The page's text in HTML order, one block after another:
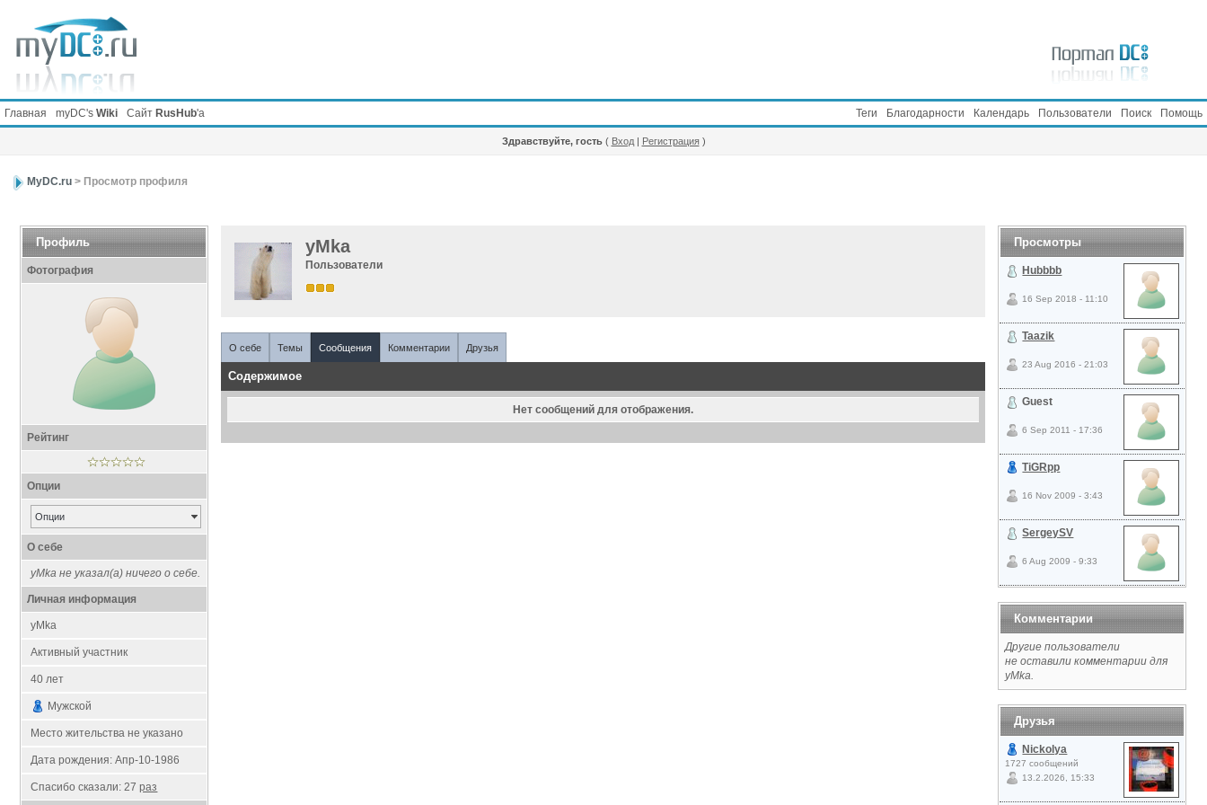
Главная myDC's Wiki Сайт RusHub'а Помощь
Поиск
Пользователи
Календарь
Благодарности
Теги
Здравствуйте, гость( Вход| Регистрация)
MyDC.ru > Просмотр профиля
Профиль
Фотография
Рейтинг
Опции
Опции
О себе
yMka не указал(а) ничего о себе.
Личная информация
yMka
Активный участник
40 лет
Мужской
Место жительства не указано
Дата рождения:Апр-10-1986
Спасибо сказали:27 раз
yMka
Пользователи
О себе Темы Сообщения Комментарии Друзья
Содержимое
Нет сообщений для отображения.
Просмотры
Hubbbb
16 Sep 2018 - 11:10
Taazik
23 Aug 2016 - 21:03
Guest
6 Sep 2011 - 17:36
TiGRpp
16 Nov 2009 - 3:43
SergeySV
6 Aug 2009 - 9:33
Комментарии
Другие пользователи
не оставили комментарии для
yMka.
Друзья
Nickolya
1727 сообщений
13.2.2026, 15:33